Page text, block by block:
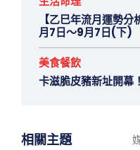
【乙巳年流月運勢
月7日～9月7日(下)
美食餐飲
卡滋脆皮豬新址開幕
相關主題